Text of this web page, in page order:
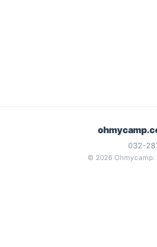
032-
© 2026 Ohmycamp.